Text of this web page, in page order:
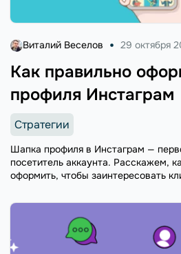
Как правильно
профиля Инстаграм
Виталий Веселов 29 октября
Стратегии
Шапка профиля в Инстаграм —
посетитель аккаунта. Расскажем,
оформить, чтобы заинтересовать